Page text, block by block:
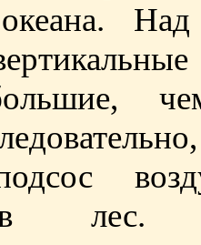
в лес.